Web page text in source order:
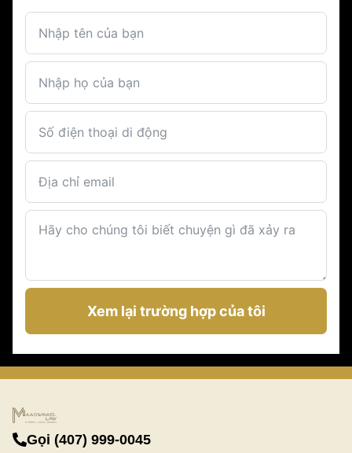
Xem lại trường hợp của tôi
Gọi (407) 999-0045